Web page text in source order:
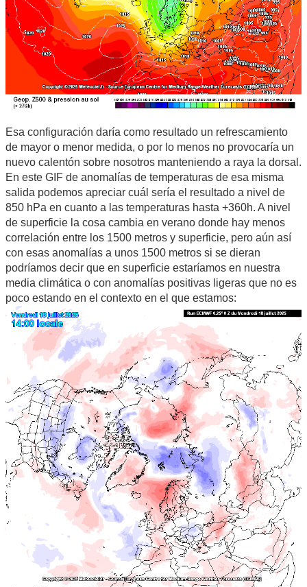
Esa configuración daría como resultado un refrescamiento
de mayor o menor medida, o por lo menos no provocaría un
nuevo calentón sobre nosotros manteniendo a raya la dorsal.
En este GIF de anomalías de temperaturas de esa misma
salida podemos apreciar cuál sería el resultado a nivel de
850 hPa en cuanto a las temperaturas hasta +360h. A nivel
de superficie la cosa cambia en verano donde hay menos
correlación entre los 1500 metros y superficie, pero aún así
con esas anomalías a unos 1500 metros si se dieran
podríamos decir que en superficie estaríamos en nuestra
media climática o con anomalías positivas ligeras que no es
poco estando en el contexto en el que estamos: